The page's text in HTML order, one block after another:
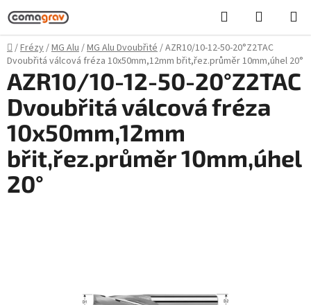
Přejít
na
obsah
Hledat
KOŠÍK
Domů
/Frézy/MG Alu/MG Alu Dvoubřité/AZR10/10-12-50-20°Z2TAC
Dvoubřitá válcová fréza 10x50mm,12mm břit,řez.průměr 10mm,úhel 20°
AZR10/10-12-50-20°Z2TAC
Dvoubřitá válcová fréza
10x50mm,12mm
břit,řez.průměr 10mm,úhel
20°